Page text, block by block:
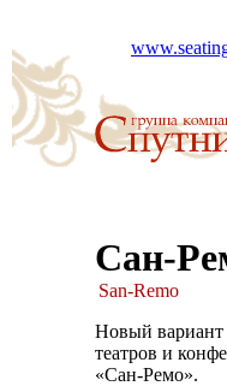
Сан-
San-Remo
Новый вариант
театров и
«Сан-Ремо».